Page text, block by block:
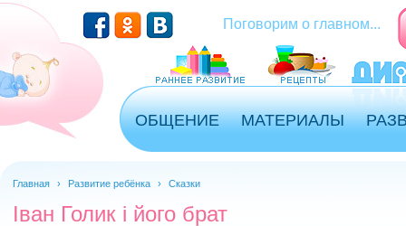
Перейти к основному содержанию
Поговорим о главном...
ОБЩЕНИЕ МАТЕРИАЛЫ
Главная › Развитие ребёнка › Сказки
Іван Голик і його брат